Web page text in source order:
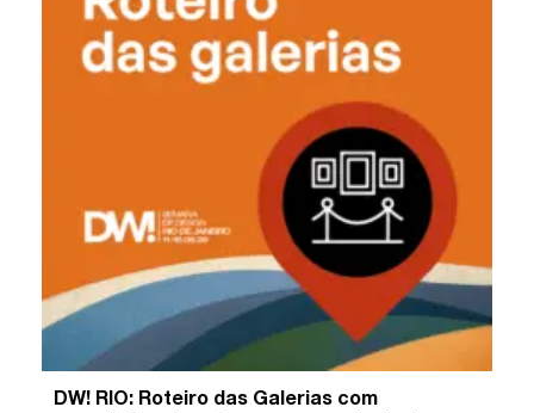
DW! RIO: Roteiro das Galerias com